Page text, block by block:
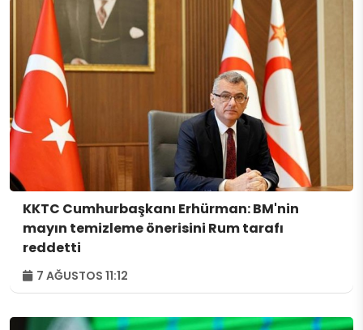
KKTC Cumhurbaşkanı Erhürman: BM'nin
mayın temizleme önerisini Rum tarafı
reddetti
7 AĞUSTOS 11:12